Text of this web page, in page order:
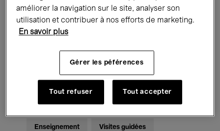
Rencontres & Débats Jazz
Musique électronique
Pour tous Kids’ Palace
Enseignement Visites guidées
améliorer la navigation sur le site, analyser son
utilisation et contribuer à nos efforts de marketing.
En savoir plus
Gérer les péférences
Tout refuser Tout accepter